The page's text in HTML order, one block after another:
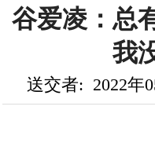
谷爱凌：总
我
送交者: 2022年